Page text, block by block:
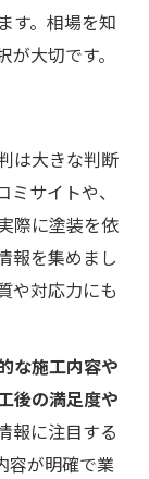
す。相場を知
大切です。
は大きな判断
サイトや、
際に塗装を依
報を集めまし
や対応力にも
な施工内容や
後の満足度や
報に注目する
容が明確で業